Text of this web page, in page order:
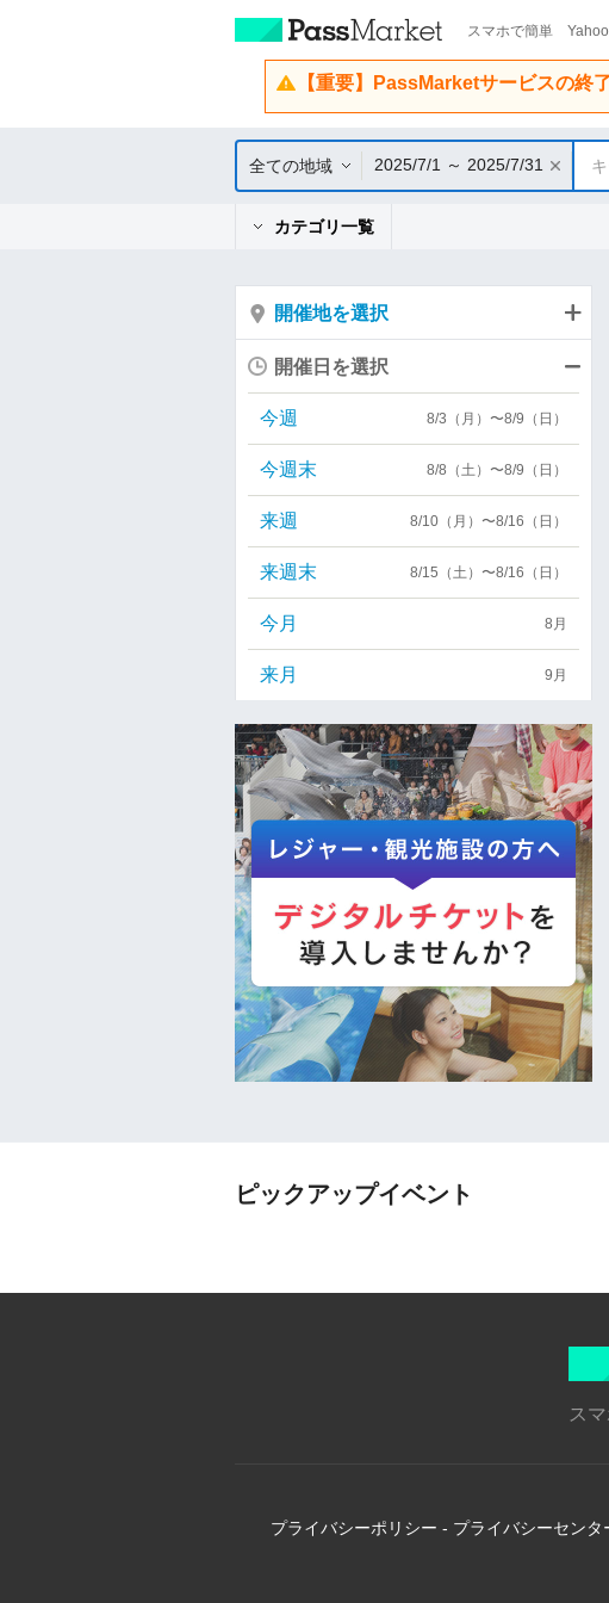
スマホで簡単
【重要】PassMarketサービスの終
全ての地域 2025/7/1 ～ 2025/7/31
カテゴリ一覧
開催地を選択
開催日を選択
今週 8/3（月）〜8/9（日）
今週末 8/8（土）〜8/9（日）
来週 8/10（月）〜8/16（日）
来週末 8/15（土）〜8/16（日）
今月 8月
来月 9月
ピックアップイベント
ス
プライバシーポリシー - プライバシーセンタ